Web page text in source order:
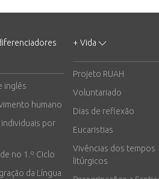
inglês
humano
por
no 1.º Ciclo
da Língua
+ Vida
Projeto RUAH
Voluntariado
Dias de reflexão
Eucaristias
Vivências dos tempos
litúrgicos